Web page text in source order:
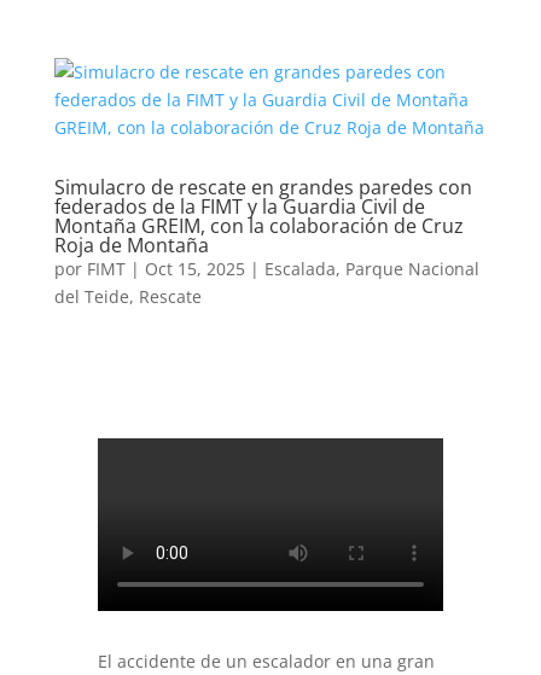
Simulacro de rescate en grandes paredes con
federados de la FIMT y la Guardia Civil de
Montaña GREIM, con la colaboración de Cruz
Roja de Montaña
por FIMT| Oct 15, 2025| Escalada, Parque Nacional
del Teide, Rescate
El accidente de un escalador en una gran